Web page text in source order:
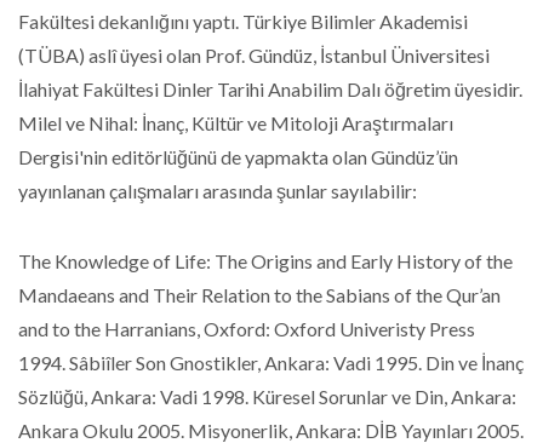
Fakültesi dekanlığını yaptı. Türkiye Bilimler Akademisi
(TÜBA) aslî üyesi olan Prof. Gündüz, İstanbul Üniversitesi
İlahiyat Fakültesi Dinler Tarihi Anabilim Dalı öğretim üyesidir.
Milel ve Nihal: İnanç, Kültür ve Mitoloji Araştırmaları
Dergisi'nin editörlüğünü de yapmakta olan Gündüz’ün
yayınlanan çalışmaları arasında şunlar sayılabilir:
The Knowledge of Life: The Origins and Early History of the
Mandaeans and Their Relation to the Sabians of the Qur’an
and to the Harranians, Oxford: Oxford Univeristy Press
1994. Sâbiîler Son Gnostikler, Ankara: Vadi 1995. Din ve İnanç
Sözlüğü, Ankara: Vadi 1998. Küresel Sorunlar ve Din, Ankara:
Ankara Okulu 2005. Misyonerlik, Ankara: DİB Yayınları 2005.